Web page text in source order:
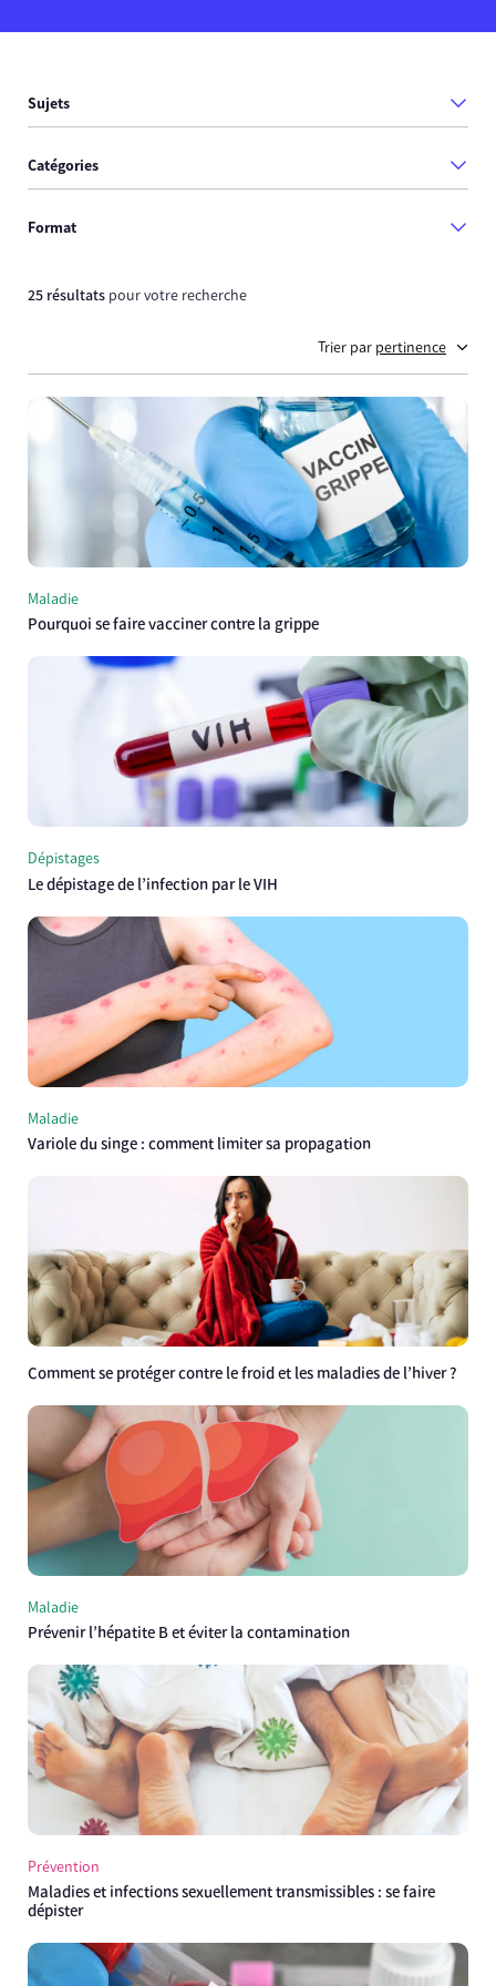
Sujets
Catégories
Format
25 résultats pour votre recherche
Trier par pertinence
Maladie
Pourquoi se faire vacciner contre la grippe
Dépistages
Le dépistage de l’infection par le VIH
Maladie
Variole du singe : comment limiter sa propagation
Comment se protéger contre le froid et les maladies de l’hiver ?
Maladie
Prévenir l’hépatite B et éviter la contamination
Prévention
Maladies et infections sexuellement transmissibles : se faire
dépister